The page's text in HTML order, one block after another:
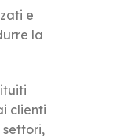
e
la
clienti